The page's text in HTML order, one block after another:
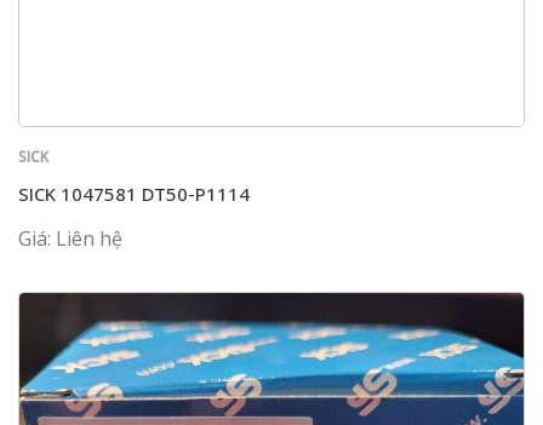
SICK
SICK 1047581 DT50-P1114
Giá: Liên hệ